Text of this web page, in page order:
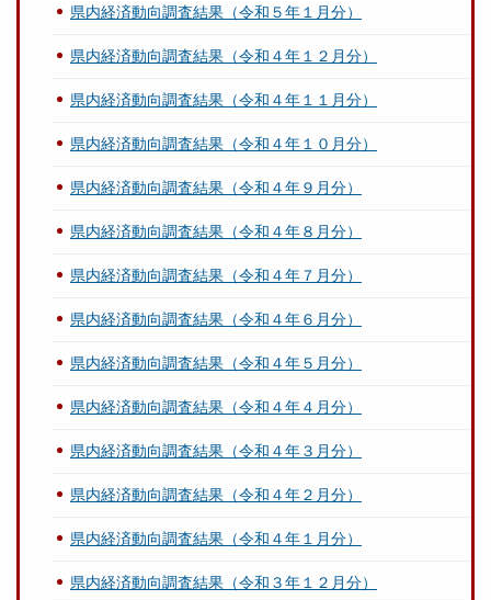
県内経済動向調査結果（令和５年１月分）
県内経済動向調査結果（令和４年１２月分）
県内経済動向調査結果（令和４年１１月分）
県内経済動向調査結果（令和４年１０月分）
県内経済動向調査結果（令和４年９月分）
県内経済動向調査結果（令和４年８月分）
県内経済動向調査結果（令和４年７月分）
県内経済動向調査結果（令和４年６月分）
県内経済動向調査結果（令和４年５月分）
県内経済動向調査結果（令和４年４月分）
県内経済動向調査結果（令和４年３月分）
県内経済動向調査結果（令和４年２月分）
県内経済動向調査結果（令和４年１月分）
県内経済動向調査結果（令和３年１２月分）